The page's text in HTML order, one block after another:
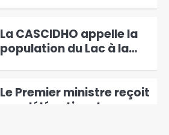
La CASCIDHO appelle la
population du Lac à la
défense pour éradiquer
le mal
Le Premier ministre reçoit
une délégation du